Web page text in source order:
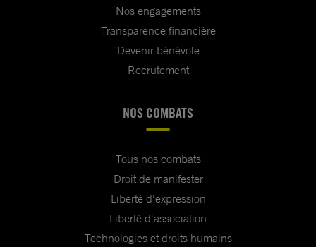
Nos engagements
Transparence financière
Devenir bénévole
Recrutement
NOS COMBATS
Tous nos combats
Droit de manifester
Liberté d'expression
Liberté d'association
Technologies et droits humains